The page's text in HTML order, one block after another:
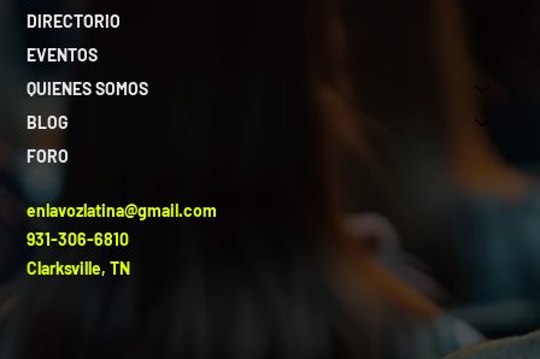
DIRECTORIO
EVENTOS
QUIENES SOMOS
BLOG
FORO
enlavozlatina@gmail.com
931-306-6810
Clarksville, TN